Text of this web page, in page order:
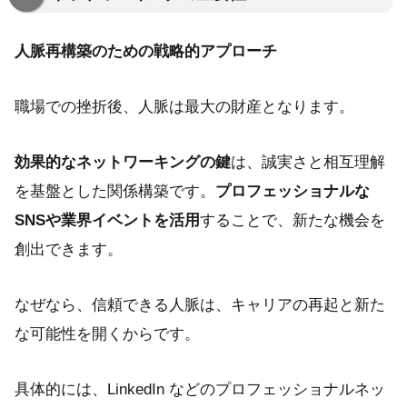
人脈再構築のための戦略的アプローチ
職場での挫折後、人脈は最大の財産となります。
効果的なネットワーキングの鍵は、誠実さと相互理解
を基盤とした関係構築です。 プロフェッショナルな
SNSや業界イベントを活用することで、新たな機会を
創出できます。
なぜなら、信頼できる人脈は、キャリアの再起と新た
な可能性を開くからです。
具体的には、LinkedIn などのプロフェッショナルネッ